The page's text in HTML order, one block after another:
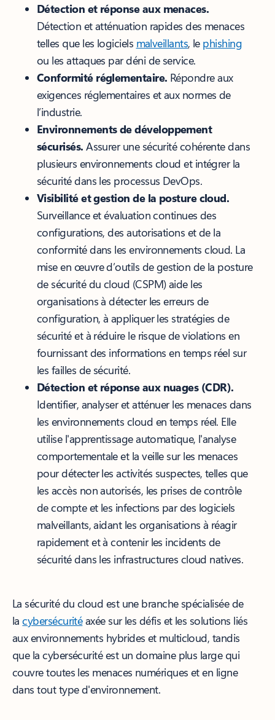
Détection et réponse aux menaces.
Détection et atténuation rapides des menaces
telles que les logiciels malveillants, le phishing
ou les attaques par déni de service.
Conformité réglementaire. Répondre aux
exigences réglementaires et aux normes de
l’industrie.
Environnements de développement
sécurisés. Assurer une sécurité cohérente dans
plusieurs environnements cloud et intégrer la
sécurité dans les processus DevOps.
Visibilité et gestion de la posture cloud.
Surveillance et évaluation continues des
configurations, des autorisations et de la
conformité dans les environnements cloud. La
mise en œuvre d’outils de gestion de la posture
de sécurité du cloud (CSPM) aide les
organisations à détecter les erreurs de
configuration, à appliquer les stratégies de
sécurité et à réduire le risque de violations en
fournissant des informations en temps réel sur
les failles de sécurité.
Détection et réponse aux nuages ​​(CDR).
Identifier, analyser et atténuer les menaces dans
les environnements cloud en temps réel. Elle
utilise l'apprentissage automatique, l'analyse
comportementale et la veille sur les menaces
pour détecter les activités suspectes, telles que
les accès non autorisés, les prises de contrôle
de compte et les infections par des logiciels
malveillants, aidant les organisations à réagir
rapidement et à contenir les incidents de
sécurité dans les infrastructures cloud natives.
La sécurité du cloud est une branche spécialisée de
lacybersécuritéaxée sur les défis et les solutions liés
aux environnements hybrides et multicloud, tandis
que la cybersécurité est un domaine plus large qui
couvre toutes les menaces numériques et en ligne
dans tout type d'environnement.